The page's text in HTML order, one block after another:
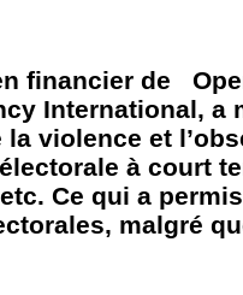
financier de
International,
la violence et
à court
Ce qui a
malgré